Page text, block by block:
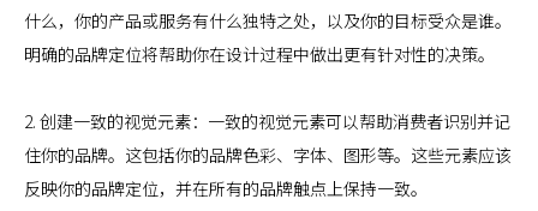
什么，你的产品或服务有什么独特之处，以及你的目标受众是谁。
明确的品牌定位将帮助你在设计过程中做出更有针对性的决策。
2. 创建一致的视觉元素：一致的视觉元素可以帮助消费者识别并记
住你的品牌。这包括你的品牌色彩、字体、图形等。这些元素应该
反映你的品牌定位，并在所有的品牌触点上保持一致。